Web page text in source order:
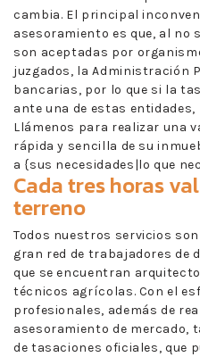
cambia. El principal
asesoramiento es que, al no
son aceptadas por
juzgados, la Administración
bancarias, por lo que si la
ante una de estas
Llámenos para realizar una
rápida y sencilla de su
a {sus necesidades|lo que
Cada tres horas
terreno
Todos nuestros servicios
gran red de trabajadores de
que se encuentran
técnicos agrícolas. Con el
profesionales, además de
asesoramiento de mercado,
de tasaciones oficiales, que